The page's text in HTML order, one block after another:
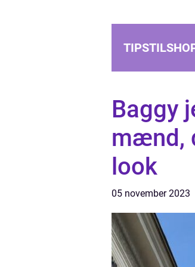
Baggy
mænd,
look
05 november 2023